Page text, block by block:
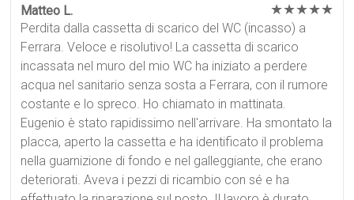
Matteo L. ★★★★★
Perdita dalla cassetta di scarico del WC (incasso) a
Ferrara. Veloce e risolutivo! La cassetta di scarico
incassata nel muro del mio WC ha iniziato a perdere
acqua nel sanitario senza sosta a Ferrara, con il rumore
costante e lo spreco. Ho chiamato in mattinata.
Eugenio è stato rapidissimo nell'arrivare. Ha smontato la
placca, aperto la cassetta e ha identificato il problema
nella guarnizione di fondo e nel galleggiante, che erano
deteriorati. Aveva i pezzi di ricambio con sé e ha